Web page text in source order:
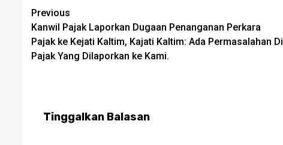
Post
navigation
Previous
Kanwil Pajak Laporkan Dugaan Penanganan Perkara
Pajak ke Kejati Kaltim, Kajati Kaltim: Ada Permasalahan Di
Pajak Yang Dilaporkan ke Kami.
Tinggalkan Balasan